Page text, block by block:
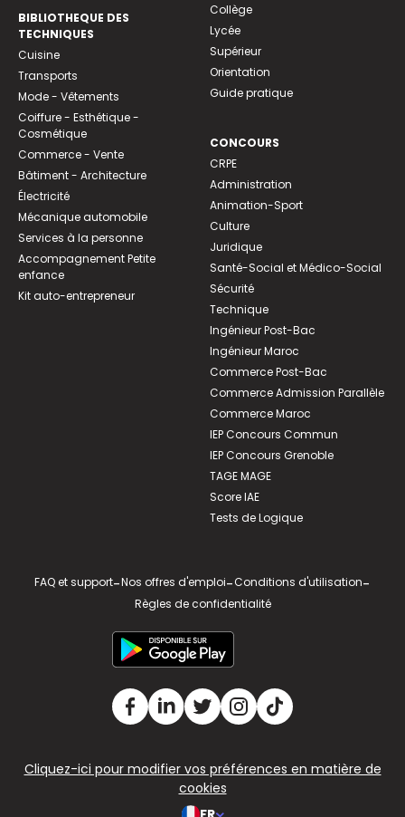
BIBLIOTHEQUE DES
TECHNIQUES
Cuisine
Transports
Mode - Vêtements
Coiffure - Esthétique -
Cosmétique
Commerce - Vente
Bâtiment - Architecture
Électricité
Mécanique automobile
Services à la personne
Accompagnement Petite
enfance
Kit auto-entrepreneur
Collège
Lycée
Supérieur
Orientation
Guide pratique
CONCOURS
CRPE
Administration
Animation-Sport
Culture
Juridique
Santé-Social et Médico-Social
Sécurité
Technique
Ingénieur Post-Bac
Ingénieur Maroc
Commerce Post-Bac
Commerce Admission Parallèle
Commerce Maroc
IEP Concours Commun
IEP Concours Grenoble
TAGE MAGE
Score IAE
Tests de Logique
FAQ et support-Nos offres d'emploi-Conditions d'utilisation-
Règles de confidentialité
Cliquez-ici pour modifier vos préférences en matière de
cookies